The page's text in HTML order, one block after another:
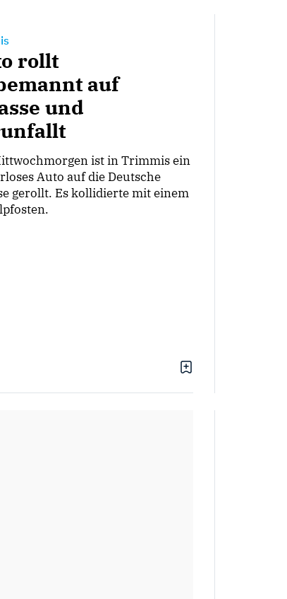
rollt
auf
und
ist in Trimmis ein
Auto auf die Deutsche
gerollt. Es kollidierte mit einem